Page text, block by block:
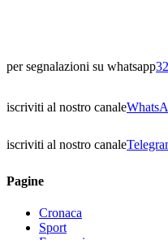
per segnalazioni su whatsapp
iscriviti al nostro canale
iscriviti al nostro canale
Pagine
Cronaca
Sport